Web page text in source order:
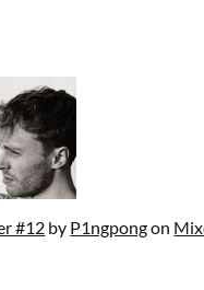
#12 by P1ngpongon